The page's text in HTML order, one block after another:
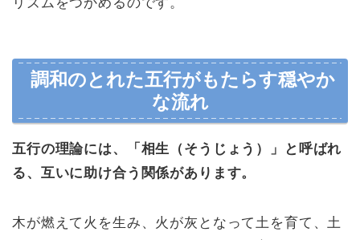
調和のとれた五行がもたらす穏やか
な流れ
五行の理論には、「相生（そうじょう）」と呼ばれ
る、互いに助け合う関係があります。
木が燃えて火を生み、火が灰となって土を育て、土